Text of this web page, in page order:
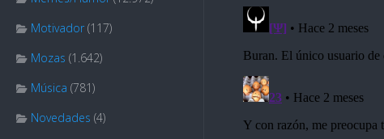
Motivador (117)
Mozas (1.642)
Música (781)
Novedades (4)